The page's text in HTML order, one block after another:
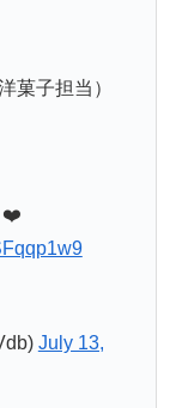
菓子担当）
❤️
July 13,